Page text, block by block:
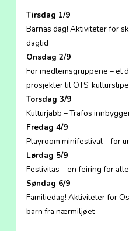
Tirsdag 1/9
Barnas dag! Aktiviteter for
dagtid
Onsdag 2/9
For medlemsgruppene – et
prosjekter til OTS’
Torsdag 3/9
Kulturjabb – Trafos
Fredag 4/9
Playroom minifestival – for
Lørdag 5/9
Festivitas – en feiring for alle
Søndag 6/9
Familiedag! Aktiviteter for
barn fra nærmiljøet